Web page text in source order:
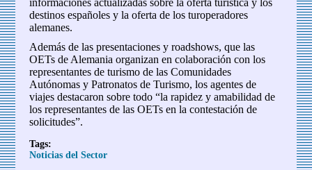
informaciones actualizadas sobre la oferta turística y los
destinos españoles y la oferta de los turoperadores
alemanes.
Además de las presentaciones y roadshows, que las
OETs de Alemania organizan en colaboración con los
representantes de turismo de las Comunidades
Autónomas y Patronatos de Turismo, los agentes de
viajes destacaron sobre todo “la rapidez y amabilidad de
los representantes de las OETs en la contestación de
solicitudes”.
Tags:
Noticias del Sector